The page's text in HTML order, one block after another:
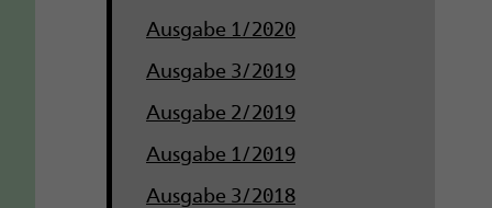
Ausgabe 1/2020
Ausgabe 3/2019
Ausgabe 2/2019
Ausgabe 1/2019
Ausgabe 3/2018